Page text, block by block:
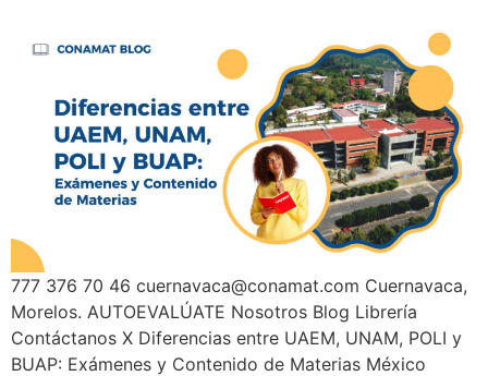
777 376 70 46 cuernavaca@conamat.com Cuernavaca,
Morelos. AUTOEVALÚATE Nosotros Blog Librería
Contáctanos X Diferencias entre UAEM, UNAM, POLI y
BUAP: Exámenes y Contenido de Materias México